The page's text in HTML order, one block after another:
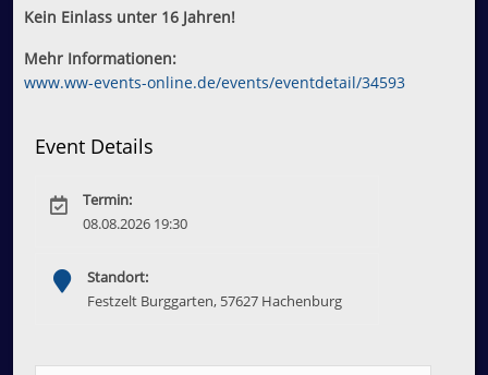
Kein Einlass unter 16 Jahren!
Mehr Informationen:
www.ww-events-online.de/events/eventdetail/34593
Event Details
Termin:
08.08.2026 19:30
Standort:
Festzelt Burggarten, 57627 Hachenburg